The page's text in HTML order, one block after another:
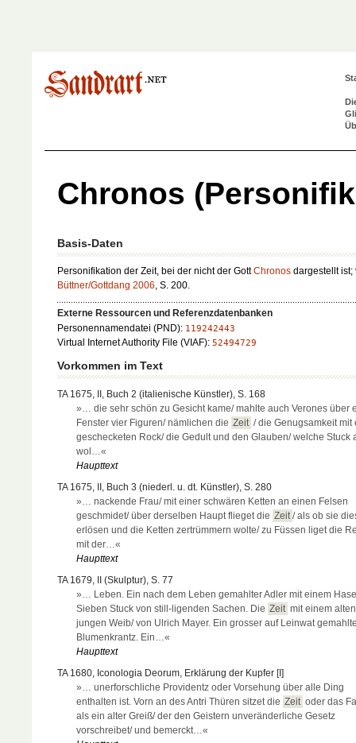
Chronos
Basis-Daten
Personifikation der Zeit, bei der nicht der GottChronos dargestellt ist;
Büttner/Gottdang 2006, S. 200.
Externe Ressourcen und Referenzdatenbanken
Personennamendatei (PND): 119242443
Virtual Internet Authority File (VIAF): 52494729
Vorkommen im Text
TA 1675, II, Buch 2 (italienische Künstler), S. 168
»… die sehr schön zu Gesicht kame/ mahlte auch Verones über
Fenster vier Figuren/ nämlichen die Zeit / die Genugsamkeit mit
geschecketen Rock/ die Gedult und den Glauben/ welche Stuck
wol…«
Haupttext
TA 1675, II, Buch 3 (niederl. u. dt. Künstler), S. 280
»… nackende Frau/ mit einer schwären Ketten an einen Felsen
geschmidet/ über derselben Haupt flieget die Zeit / als ob sie
erlösen und die Ketten zertrümmern wolte/ zu Füssen liget die
mit der…«
Haupttext
TA 1679, II (Skulptur), S. 77
»… Leben. Ein nach dem Leben gemahlter Adler mit einem
Sieben Stuck von still-ligenden Sachen. Die Zeit mit einem
jungen Weib/ von Ulrich Mayer. Ein grosser auf Leinwat
Blumenkrantz. Ein…«
Haupttext
TA 1680, Iconologia Deorum, Erklärung der Kupfer [I]
»… unerforschliche Providentz oder Vorsehung über alle Ding
enthalten ist. Vorn an des Antri Thüren sitzet die Zeit oder das
als ein alter Greiß/ der den Geistern unveränderliche Gesetz
vorschreibet/ und bemerckt…«